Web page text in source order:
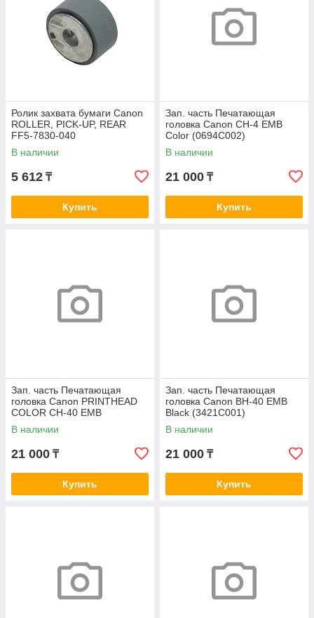
Ролик захвата бумаги Canon
ROLLER, PICK-UP, REAR
FF5-7830-040
В наличии
5 612 ₸
Купить
Зап. часть Печатающая
головка Canon CH-4 EMB
Color (0694C002)
В наличии
21 000 ₸
Купить
Зап. часть Печатающая
головка Canon PRINTHEAD
COLOR CH-40 EMB
(3430C001AB)
В наличии
21 000 ₸
Купить
Зап. часть Печатающая
головка Canon BH-40 EMB
Black (3421C001)
В наличии
21 000 ₸
Купить